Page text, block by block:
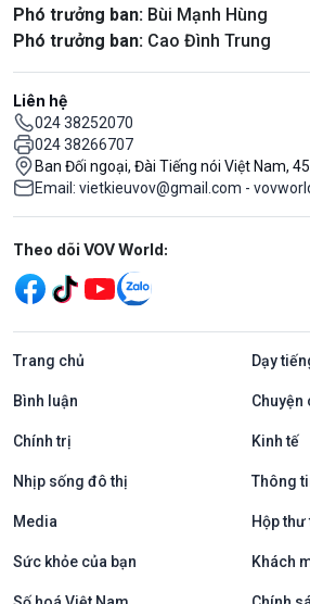
Phó trưởng ban: Bùi Mạnh Hùng
Phó trưởng ban: Cao Đình Trung
Liên hệ
024 38252070
024 38266707
Ban Đối ngoại, Đài Tiếng nói Việt Nam,
Email: vietkieuvov@gmail.com -
Mạng xã hội
Theo dõi VOV World:
Trang chủ Dạy
Bình luận Chuyện
Chính trị Kinh tế
Nhịp sống đô thị Thông
Media Hộp
Sức khỏe của bạn Khách